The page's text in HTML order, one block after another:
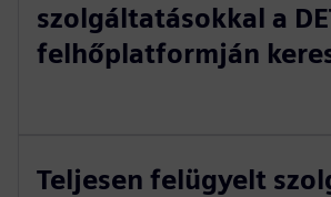
szolgáltatásokkal a
felhőplatformján
Teljesen felügyelt